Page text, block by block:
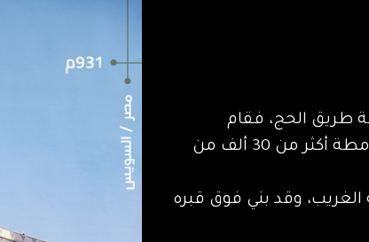
طريق الحج، فقام
المسلمون بقتالهم، وتصدوا لهم بعد أن قتل القرامطة أكثر من 30 ألف من
وقد بني فوق قبره